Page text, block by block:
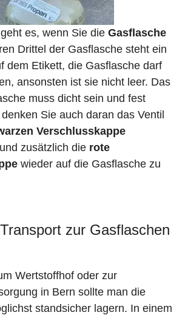
es, wenn Sie die Gasflasche
Drittel der Gasflasche steht ein
dem Etikett, die Gasflasche darf
ansonsten ist sie nicht leer. Das
muss dicht sein und fest
Sie auch daran das Ventil
Verschlusskappe
zusätzlich die rote
wieder auf die Gasflasche zu
zur Gasflaschen
Wertstoffhof oder zur
in Bern sollte man die
standsicher lagern. In einem